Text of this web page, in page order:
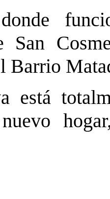
San
Barrio
está